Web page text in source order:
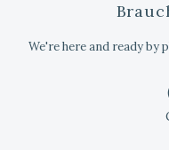
We're here and ready by